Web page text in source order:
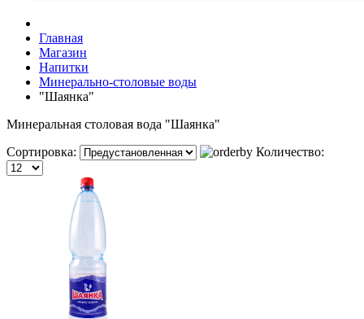
Главная
Магазин
Напитки
Минерально-столовые воды
"Шаянка"
Минеральная столовая вода "Шаянка"
Сортировка:
Количество: